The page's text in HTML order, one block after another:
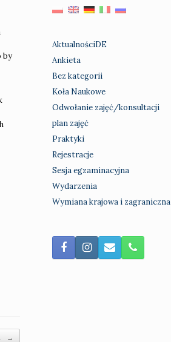
by
→
AktualnościDE
Ankieta
Bez kategorii
Koła Naukowe
Odwołanie zajęć/konsultacji
plan zajęć
Praktyki
Rejestracje
Sesja egzaminacyjna
Wydarzenia
Wymiana krajowa i zagraniczna